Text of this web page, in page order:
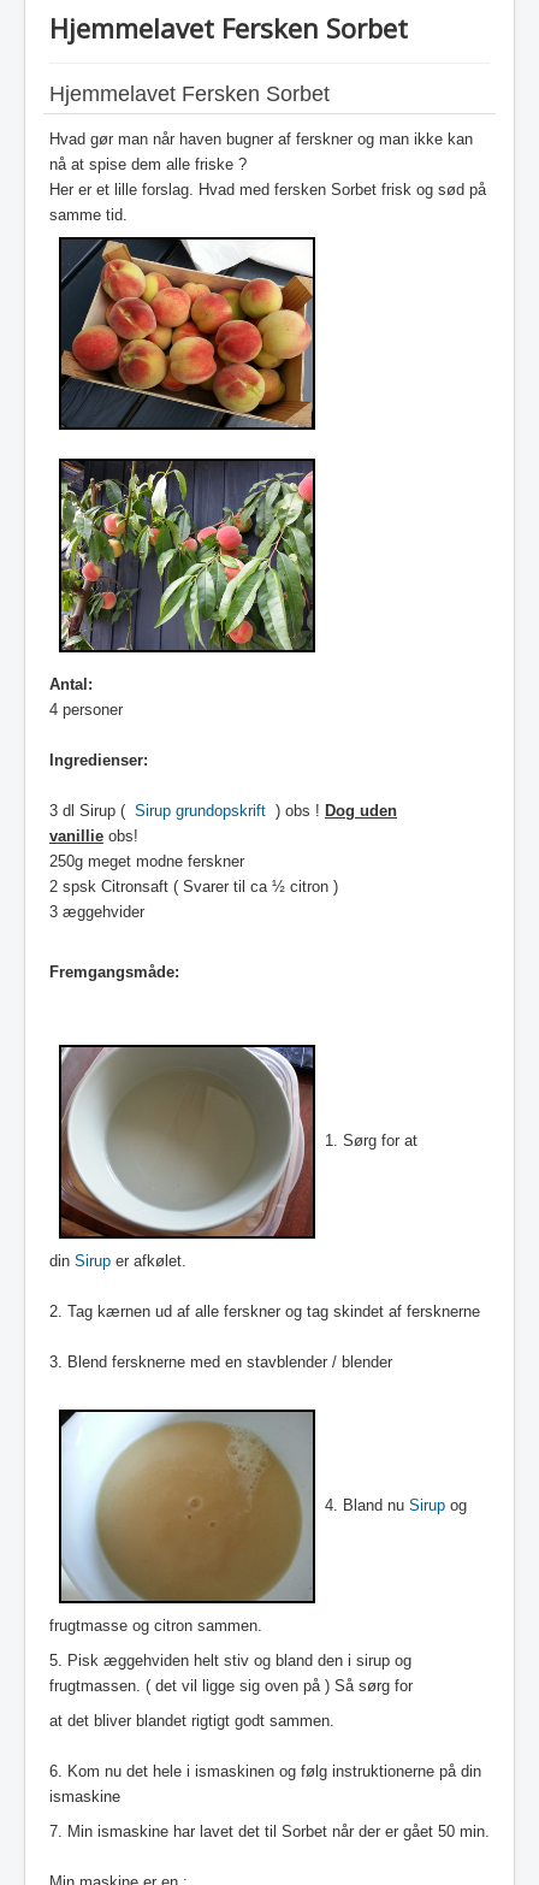
Hjemmelavet Fersken Sorbet
Hjemmelavet Fersken Sorbet
Hvad gør man når haven bugner af ferskner og man ikke kan
nå at spise dem alle friske ?
Her er et lille forslag. Hvad med fersken Sorbet frisk og sød på
samme tid.
Antal:
4 personer
Ingredienser:
3 dl Sirup ( Sirup grundopskrift ) obs ! Dog uden
vanillie obs!
250g meget modne ferskner
2 spsk Citronsaft ( Svarer til ca ½ citron )
3 æggehvider
Fremgangsmåde:
1. Sørg for at
din Sirup er afkølet.
2. Tag kærnen ud af alle ferskner og tag skindet af fersknerne
3. Blend fersknerne med en stavblender / blender
4. Bland nu Sirup og
frugtmasse og citron sammen.
5. Pisk æggehviden helt stiv og bland den i sirup og
frugtmassen. ( det vil ligge sig oven på ) Så sørg for
at det bliver blandet rigtigt godt sammen.
6. Kom nu det hele i ismaskinen og følg instruktionerne på din
ismaskine
7. Min ismaskine har lavet det til Sorbet når der er gået 50 min.